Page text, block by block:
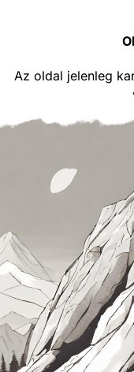
Az oldal jelenleg